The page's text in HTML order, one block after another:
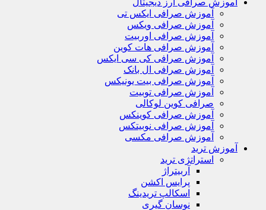
آموزش صرافی ارز دیجیتال
آموزش صرافی ایکس تی
آموزش صرافی ویکس
آموزش صرافی اوربیت
آموزش صرافی هات کوین
آموزش صرافی کی سی ایکس
آموزش صرافی ال بانک
آموزش صرافی بیت یونیکس
آموزش صرافی توبیت
صرافی کوین لوکالی
آموزش صرافی کوینکس
آموزش صرافی نوبیتکس
آموزش صرافی مکسی
آموزش ترید
استراتژی‌ ترید
آربیتراژ
پرایس اکشن
اسکالپ تریدینگ
نوسان گیری